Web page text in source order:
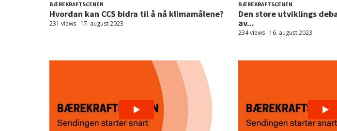
BÆREKRAFTSCENEN
Hvordan kan CCS bidra til å nå klimamålene?
231 views 17. august 2023
BÆREKRAFTSCENEN
Den store utviklings
av...
234 views 16. august 2023